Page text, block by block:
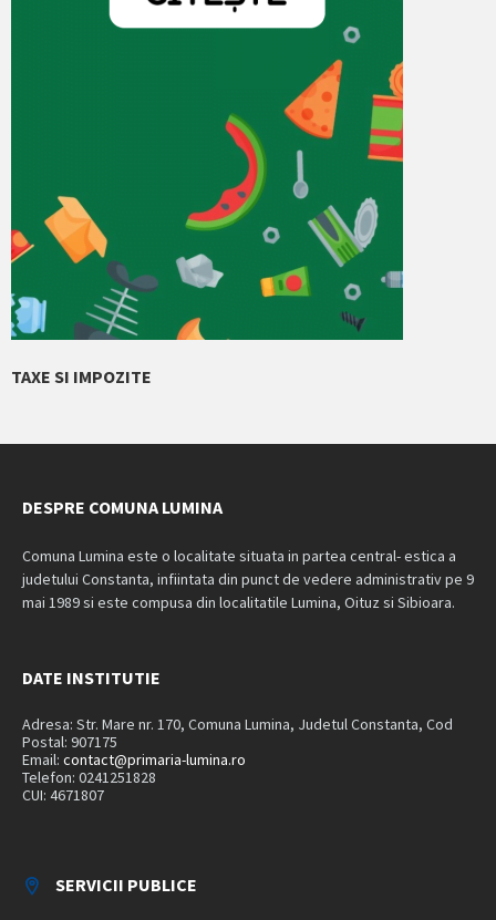
TAXE SI IMPOZITE
DESPRE COMUNA LUMINA
Comuna Lumina este o localitate situata in partea central- estica a
judetului Constanta, infiintata din punct de vedere administrativ pe 9
mai 1989 si este compusa din localitatile Lumina, Oituz si Sibioara.
DATE INSTITUTIE
Adresa: Str. Mare nr. 170, Comuna Lumina, Judetul Constanta, Cod
Postal: 907175
Email: contact@primaria-lumina.ro
Telefon: 0241251828
CUI: 4671807
SERVICII PUBLICE